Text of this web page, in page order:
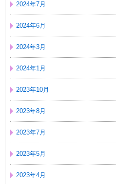
2024年7月
2024年6月
2024年3月
2024年1月
2023年10月
2023年8月
2023年7月
2023年5月
2023年4月